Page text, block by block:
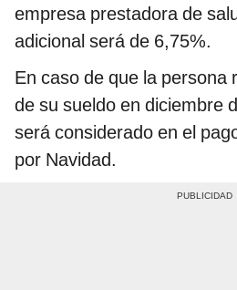
empresa prestadora de
adicional será de 6,75%.
En caso de que la persona
de su sueldo en diciembre
será considerado en el
por Navidad.